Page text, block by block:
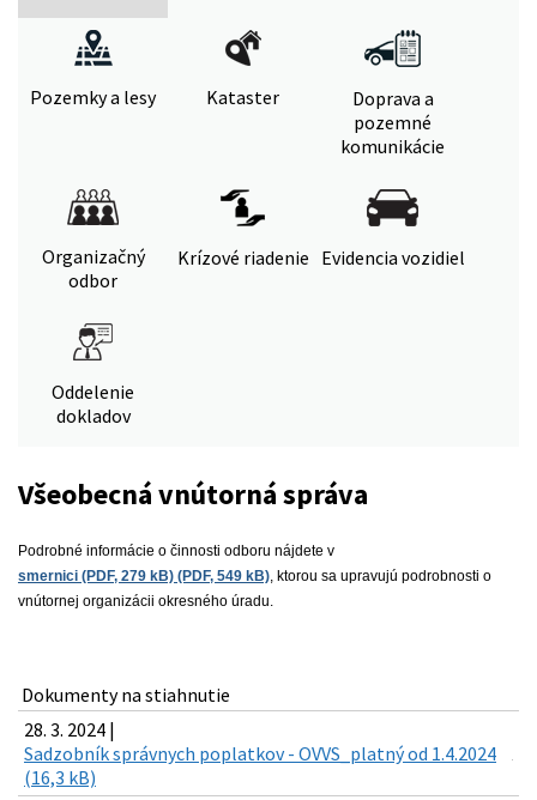
Pozemky a lesy Kataster
Doprava a
pozemné
komunikácie
Organizačný
odbor
Krízové riadenie Evidencia vozidiel
Oddelenie
dokladov
Všeobecná vnútorná správa
Podrobné informácie o činnosti odboru nájdete v
smernici (PDF, 279 kB) (PDF, 549 kB), ktorou sa upravujú podrobnosti o
vnútornej organizácii okresného úradu.
Dokumenty na stiahnutie
28. 3. 2024 |
Sadzobník správnych poplatkov - OVVS_platný od 1.4.2024
(16,3 kB)